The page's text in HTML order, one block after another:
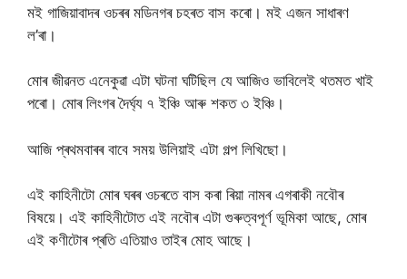
মই গাজিয়াবাদৰ ওচৰৰ মডিনগৰ চহৰত বাস কৰো। মই এজন সাধাৰণ
ল’ৰা।
মোৰ জীৱনত এনেকুৱা এটা ঘটনা ঘটিছিল যে আজিও ভাবিলেই থতমত খাই
পৰো। মোৰ লিংগৰ দৈৰ্ঘ্য ৭ ইঞ্চি আৰু শকত ৩ ইঞ্চি।
আজি প্ৰথমবাৰৰ বাবে সময় উলিয়াই এটা গল্প লিখিছো।
এই কাহিনীটো মোৰ ঘৰৰ ওচৰতে বাস কৰা ৰিয়া নামৰ এগৰাকী নবৌৰ
বিষয়ে। এই কাহিনীটোত এই নবৌৰ এটা গুৰুত্বপূৰ্ণ ভূমিকা আছে, মোৰ
এই কণীটোৰ প্ৰতি এতিয়াও তাইৰ মোহ আছে।